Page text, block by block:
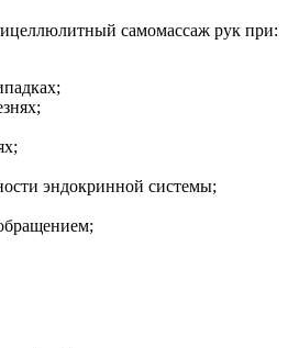
самомассаж рук при:
эндокринной системы;